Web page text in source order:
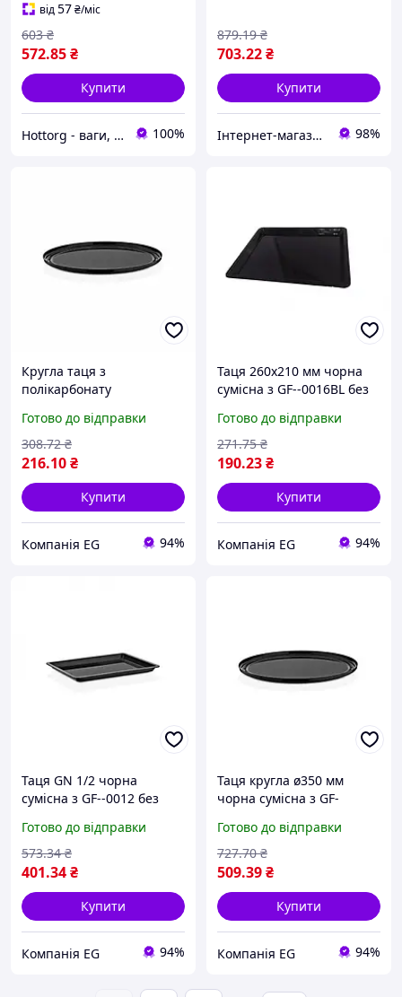
від57₴/міс
572.85₴
603 ₴
Купити
Hottorg - ваги, торгове, ресторанне, складське обладнання 100%
GF-0012
703.22₴
879.19 ₴
Купити
Інтернет-магазин "Kaap" професійного посуду 98%
Кругла таця з
полікарбонату
GF--0015BL без кришки
GastroPlast GFT--0015BL
Готово до відправки
216.10₴
308.72 ₴
Купити
Компанія EG 94%
Таця 260х210 мм чорна
сумісна з GF--0016BL без
-0016BL
Готово до відправки
190.23₴
271.75 ₴
Купити
Компанія EG 94%
Таця GN 1/2 чорна
сумісна з GF--0012 без
-0012BL
Готово до відправки
401.34₴
573.34 ₴
Купити
Компанія EG 94%
Таця кругла ø350 мм
чорна сумісна з GF-
GastroPlast GFT--0013BL
Готово до відправки
509.39₴
727.70 ₴
Купити
Компанія EG 94%